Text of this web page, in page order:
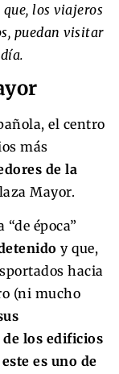
los viajeros
puedan visitar
el centro
más
de la
Mayor.
época”
y que,
hacia
(ni mucho
los edificios
este es uno de